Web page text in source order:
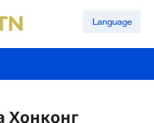
Language
Хонконг